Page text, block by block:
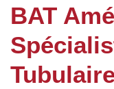
BAT